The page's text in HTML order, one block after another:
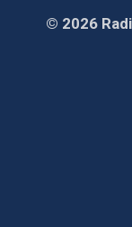
© 2026